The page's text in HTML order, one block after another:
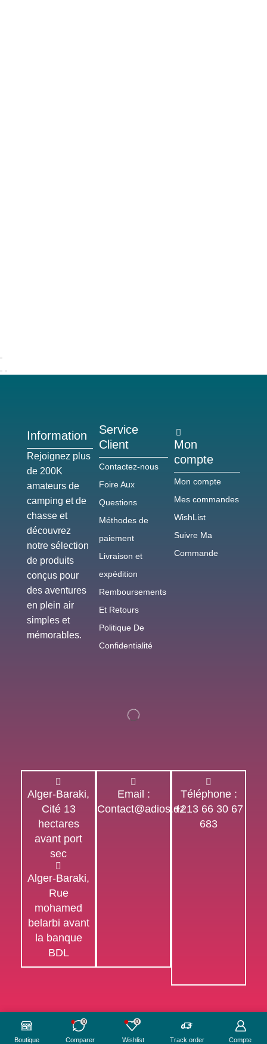
Boutique
0
Comparer
0
Wishlist Track order Compte
Information
Rejoignez plus
de 200K
amateurs de
camping et de
chasse et
découvrez
notre sélection
de produits
conçus pour
des aventures
en plein air
simples et
mémorables.
Service
Client
Contactez-nous
Foire Aux
Questions
Méthodes de
paiement
Livraison et
expédition
Remboursements
Et Retours
Politique De
Confidentialité
Mon
compte
Mon compte
Mes commandes
WishList
Suivre Ma
Commande
Alger-Baraki,
Cité 13
hectares
avant port
sec
Alger-Baraki,
Rue
mohamed
belarbi avant
la banque
BDL
Email :
Contact@adios.dz
Téléphone :
+213 66 30 67
683
Ⓒ Created by Adios Developers